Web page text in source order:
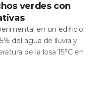
verdes con
en un edificio
del agua de lluvia y
de la losa 15°C en